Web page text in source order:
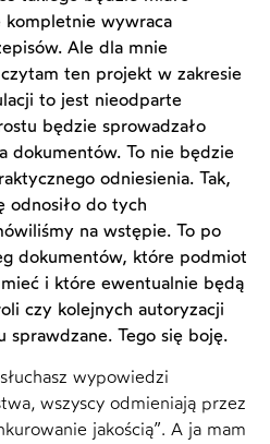
kompletnie wywraca
Ale dla mnie
ten projekt w zakresie
to jest nieodparte
będzie sprowadzało
dokumentów. To nie będzie
odniesienia. Tak,
odnosiło do tych
na wstępie. To po
dokumentów, które podmiot
i które ewentualnie będą
czy kolejnych autoryzacji
Tego się boję.
wypowiedzi
wszyscy odmieniają przez
jakością”. A ja mam